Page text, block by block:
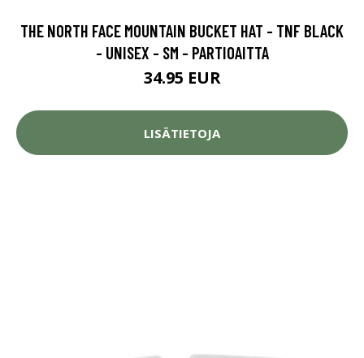
THE NORTH FACE MOUNTAIN BUCKET HAT - TNF BLACK
- UNISEX - SM - PARTIOAITTA
34.95 EUR
LISÄTIETOJA